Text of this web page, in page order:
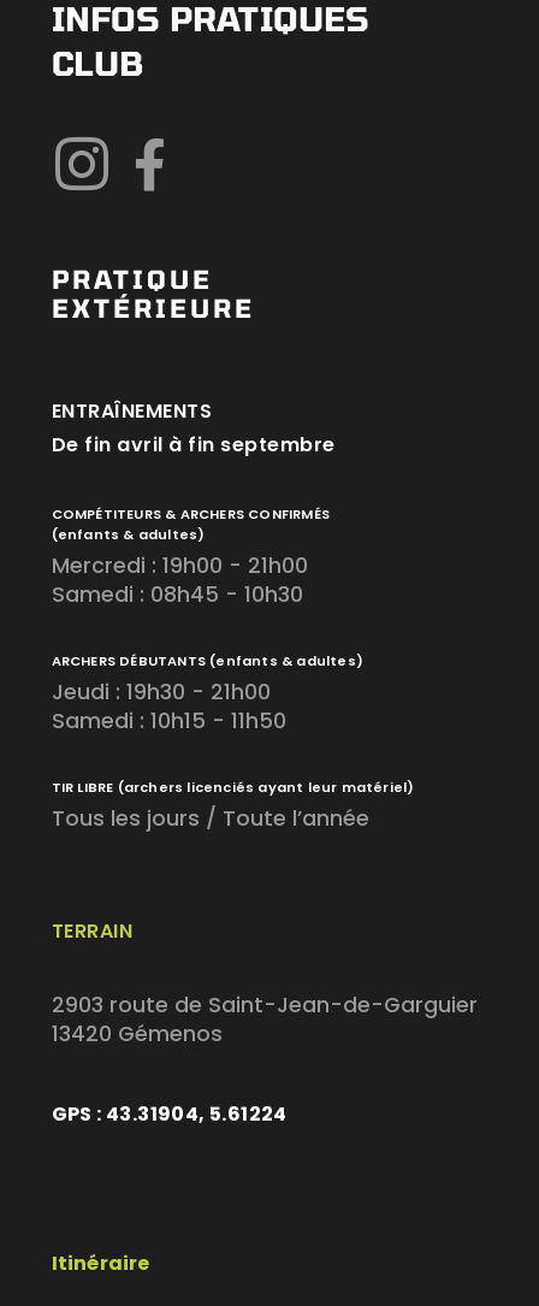
INFOS PRATIQUES
CLUB
PRATIQUE
EXTÉRIEURE
TERRAIN
2903 route de Saint-Jean-de-Garguier
13420 Gémenos
GPS : 43.31904, 5.61224
Itinéraire
ENTRAÎNEMENTS
De fin avril à fin septembre
COMPÉTITEURS & ARCHERS CONFIRMÉS
(enfants & adultes)
Mercredi : 19h00 - 21h00
Samedi : 08h45 - 10h30
ARCHERS DÉBUTANTS (enfants & adultes)
Jeudi : 19h30 - 21h00
Samedi : 10h15 - 11h50
TIR LIBRE (archers licenciés ayant leur matériel)
Tous les jours / Toute l’année